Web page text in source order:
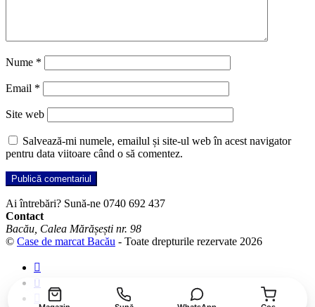
Nume *
Email *
Site web
Salvează-mi numele, emailul și site-ul web în acest navigator
pentru data viitoare când o să comentez.
Ai întrebări? Sună-ne 0740 692 437
Contact
Bacău, Calea Mărășești nr. 98
© Case de marcat Bacău - Toate drepturile rezervate 2026